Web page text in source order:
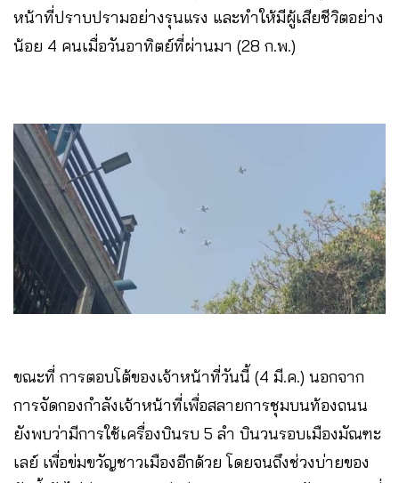
หน้าที่ปราบปรามอย่างรุนแรง และทำให้มีผู้เสียชีวิตอย่าง
น้อย 4 คนเมื่อวันอาทิตย์ที่ผ่านมา (28 ก.พ.)
ขณะที่ การตอบโต้ของเจ้าหน้าที่วันนี้ (4 มี.ค.) นอกจาก
การจัดกองกำลังเจ้าหน้าที่เพื่อสลายการชุมบนท้องถนน
ยังพบว่ามีการใช้เครื่องบินรบ 5 ลำ บินวนรอบเมืองมัณฑะ
เลย์ เพื่อข่มขวัญชาวเมืองอีกด้วย โดยจนถึงช่วงบ่ายของ